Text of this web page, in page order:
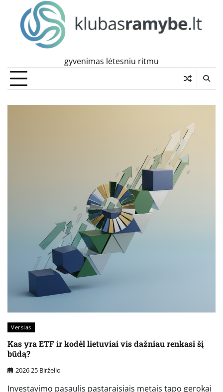
content
gyvenimas lėtesniu ritmu
Verslas
Kas yra ETF ir kodėl lietuviai vis dažniau renkasi šį
būdą?
2026 25 Birželio
Investavimo pasaulis pastaraisiais metais tapo gerokai